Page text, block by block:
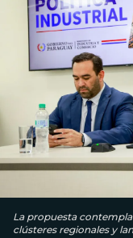
La propuesta
clústeres regionales y